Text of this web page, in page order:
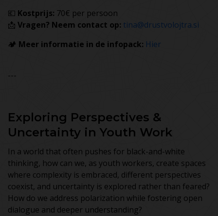
💶 Kostprijs: 70€ per persoon
📩 Vragen? Neem contact op: tina@drustvolojtra.si
🏕️ Meer informatie in de infopack: Hier
---
Exploring Perspectives &
Uncertainty in Youth Work
In a world that often pushes for black-and-white
thinking, how can we, as youth workers, create spaces
where complexity is embraced, different perspectives
coexist, and uncertainty is explored rather than feared?
How do we address polarization while fostering open
dialogue and deeper understanding?